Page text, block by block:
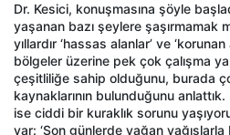
Dr. Kesici, konuşmasına şöyle
yaşanan bazı şeylere şaşırmamak
yıllardır ‘hassas alanlar’ ve
bölgeler üzerine pek çok çalışma
çeşitliliğe sahip olduğunu, burada
kaynaklarının bulunduğunu
ise ciddi bir kuraklık sorunu
var: ‘Son günlerde yağan